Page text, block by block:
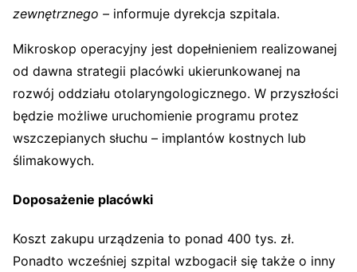
zewnętrznego – informuje dyrekcja szpitala.
Mikroskop operacyjny jest dopełnieniem realizowanej
od dawna strategii placówki ukierunkowanej na
rozwój oddziału otolaryngologicznego. W przyszłości
będzie możliwe uruchomienie programu protez
wszczepianych słuchu – implantów kostnych lub
ślimakowych.
Doposażenie placówki
Koszt zakupu urządzenia to ponad 400 tys. zł.
Ponadto wcześniej szpital wzbogacił się także o inny